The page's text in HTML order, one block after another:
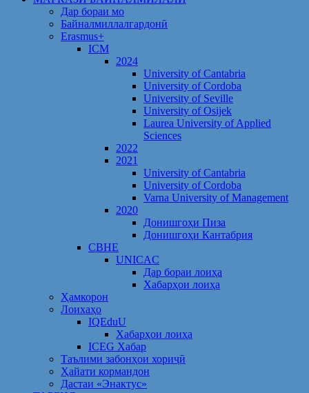
Дар бораи мо
Байналмиллалгардонӣ
Erasmus+
ICM
2024
University of Cantabria
University of Cordoba
University of Seville
University of Osijek
Laurea University of Applied
Sciences
2022
2021
University of Cantabria
University of Cordoba
Varna University of Management
2020
Донишгоҳи Пиза
Донишгоҳи Кантабрия
CBHE
UNICAC
Дар бораи лоиҳа
Хабарҳои лоиҳа
Ҳамкорон
Лоихаҳо
IQEduU
Хабарҳои лоиҳа
ICEG Хабар
Таълими забонҳои хориҷӣ
Ҳайати кормандон
Дастаи «Энактус»